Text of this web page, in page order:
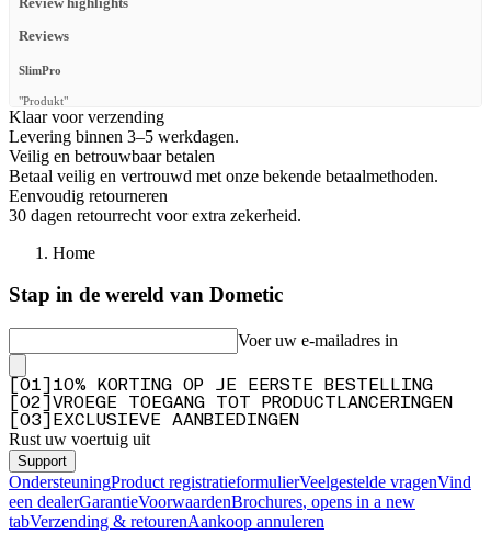
Review highlights
Reviews
SlimPro
"Produkt"
Jürgen G. (
Q&A
Klaar voor verzending
Levering binnen 3–5 werkdagen.
Veilig en betrouwbaar betalen
Betaal veilig en vertrouwd met onze bekende betaalmethoden.
Eenvoudig retourneren
30 dagen retourrecht voor extra zekerheid.
Home
Stap in de wereld van Dometic
Voer uw e-mailadres in
01
10% KORTING OP JE EERSTE BESTELLING
02
VROEGE TOEGANG TOT PRODUCTLANCERINGEN
03 EXCLUSIEVE AANBIEDINGEN
Rust uw voertuig uit
Support
OndersteuningProduct registratieformulierVeelgestelde vragenVind
een dealerGarantieVoorwaardenBrochures, opens in a new
tabVerzending & retourenAankoop annuleren